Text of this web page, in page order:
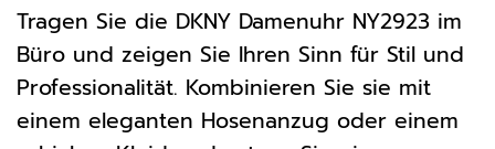
Tragen Sie die DKNY Damenuhr NY2923 im
Büro und zeigen Sie Ihren Sinn für Stil und
Professionalität. Kombinieren Sie sie mit
einem eleganten Hosenanzug oder einem